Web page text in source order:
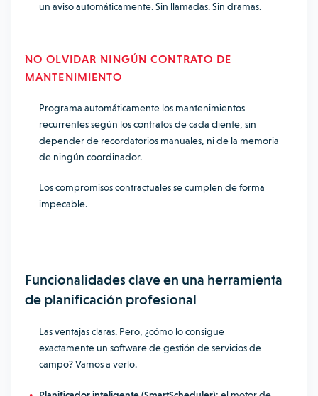
un aviso automáticamente. Sin llamadas. Sin dramas.
NO OLVIDAR NINGÚN CONTRATO DE
MANTENIMIENTO
Programa automáticamente los mantenimientos
recurrentes según los contratos de cada cliente, sin
depender de recordatorios manuales, ni de la memoria
de ningún coordinador.
Los compromisos contractuales se cumplen de forma
impecable.
Funcionalidades clave en una herramienta
de planificación profesional
Las ventajas claras. Pero, ¿cómo lo consigue
exactamente un software de gestión de servicios de
campo? Vamos a verlo.